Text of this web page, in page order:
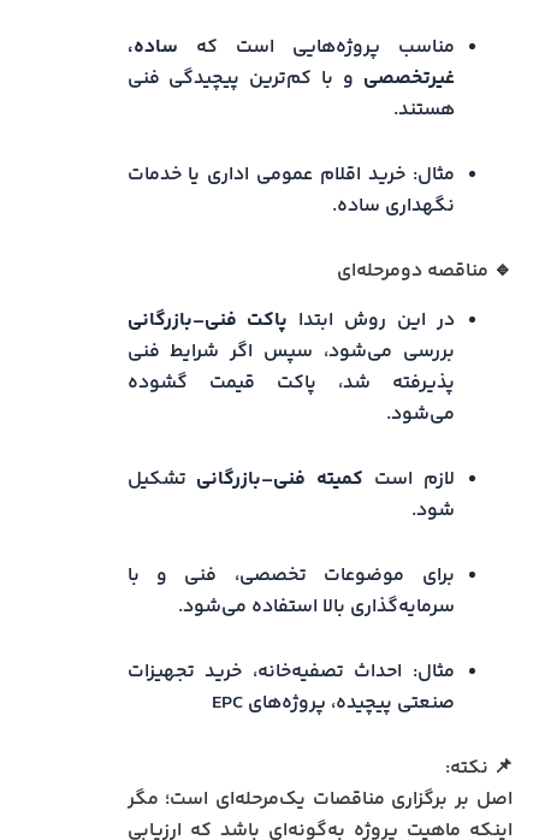
مناسب پروژه‌هایی است که ساده،
غیرتخصصی و با کم‌ترین پیچیدگی فنی
هستند.
مثال: خرید اقلام عمومی اداری یا خدمات
نگهداری ساده.
🔹 مناقصه دو‌مرحله‌ای
در این روش ابتدا پاکت فنی–بازرگانی
بررسی می‌شود، سپس اگر شرایط فنی
پذیرفته شد، پاکت قیمت گشوده
می‌شود.
لازم است کمیته فنی–بازرگانی تشکیل
شود.
برای موضوعات تخصصی، فنی و با
سرمایه‌گذاری بالا استفاده می‌شود.
مثال: احداث تصفیه‌خانه، خرید تجهیزات
صنعتی پیچیده، پروژه‌های EPC
📌 نکته:
اصل بر برگزاری مناقصات یک‌مرحله‌ای است؛ مگر
اینکه ماهیت پروژه به‌گونه‌ای باشد که ارزیابی